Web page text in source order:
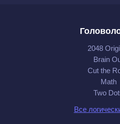
2048
Brain
Cut the
Math
Two
Все